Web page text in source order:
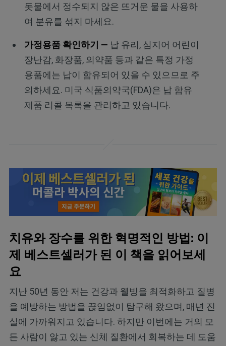
돗물에서 정수되지 않은 뜨거운 물을 사용하
여 분유를 섞지 마세요.
가정용품 확인하기 — 납 유리, 심지어 어린이
장난감, 화장품, 의약품 등과 같은 특정 가정
용품에는 납이 함유되어 있을 수 있으므로 주
의하세요. 미국 식품의약국(FDA)은 납 함유
제품 리콜 목록을 관리하고 있습니다.
치유와 장수를 위한 혁명적인 방법: 이
제 베스트셀러가 된 이 책을 읽어보세
요
지난 50년 동안 저는 건강과 웰빙을 최적화하고 질병
을 예방하는 방법을 끊임없이 탐구해 왔으며, 매년 진
실에 가까워지고 있습니다. 하지만 이번에는 거의 모
든 사람이 앓고 있는 신체 질환에서 회복하는 데 도움